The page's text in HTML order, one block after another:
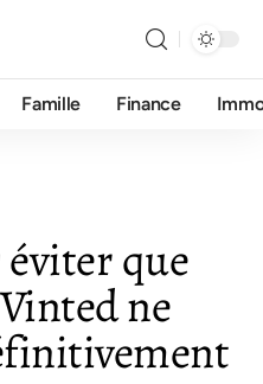
Famille Finance
que
ne